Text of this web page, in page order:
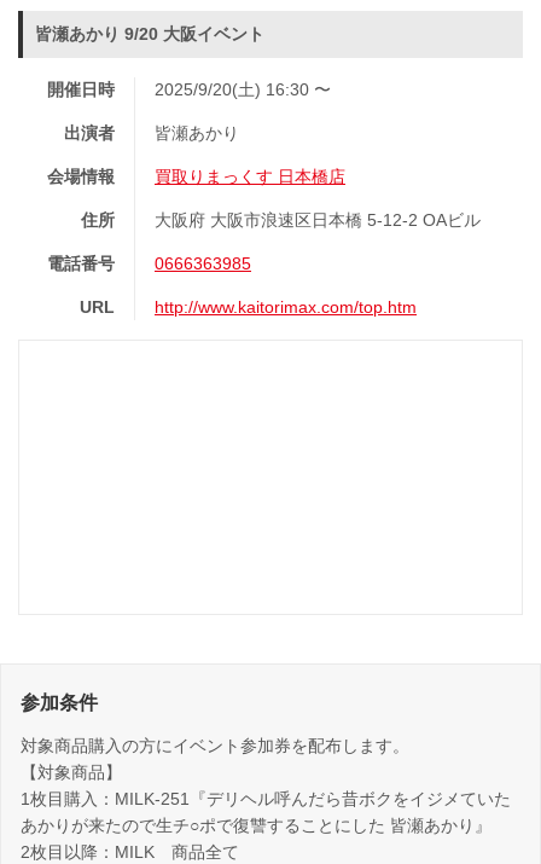
皆瀬あかり 9/20 大阪イベント
開催日時 2025/9/20(土) 16:30 〜
出演者 皆瀬あかり
会場情報 買取りまっくす 日本橋店
住所 大阪府 大阪市浪速区日本橋 5-12-2 OAビル
電話番号 0666363985
URL http://www.kaitorimax.com/top.htm
参加条件
対象商品購入の方にイベント参加券を配布します。
【対象商品】
1枚目購入：MILK-251『デリヘル呼んだら昔ボクをイジメていた
あかりが来たので生チ○ポで復讐することにした 皆瀬あかり』
2枚目以降：MILK 商品全て